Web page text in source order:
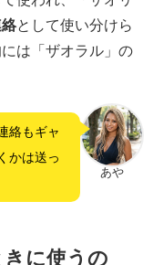
として使い分けら
は「ザオラル」の
あや
絡もギャ
かは送っ
に使うの